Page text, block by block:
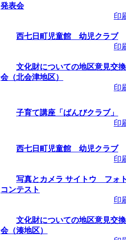
発表会
印
西七日町児童館 幼児クラブ
印
文化財についての地区意見交換
会（北会津地区）
印
子育て講座「ばんびクラブ」
印
西七日町児童館 幼児クラブ
印
写真とカメラ サイトウ フォ
コンテスト
印
文化財についての地区意見交換
会（湊地区）